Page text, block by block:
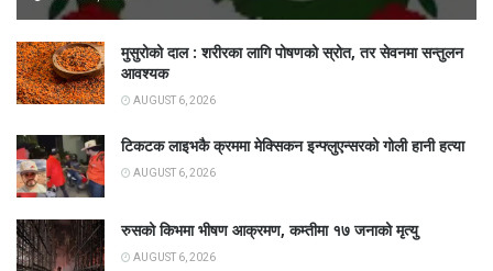
मुसुरोको दाल : शरीरका लागि पोषणको स्रोत, तर सेवनमा सन्तुलन
आवश्यक
AUGUST 6, 2026
टिकटक लाइभकै क्रममा मेक्सिकन इन्फ्लुएन्सरको गोली हानी हत्या
AUGUST 6, 2026
रुसको किभमा भीषण आक्रमण, कम्तीमा १७ जनाको मृत्यु
AUGUST 6, 2026